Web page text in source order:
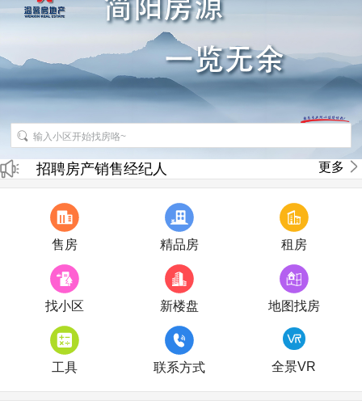
招聘房产销售经纪人
房产直播
更多
售房 精品房 租房
找小区 新楼盘 地图找房
工具 联系方式 全景VR